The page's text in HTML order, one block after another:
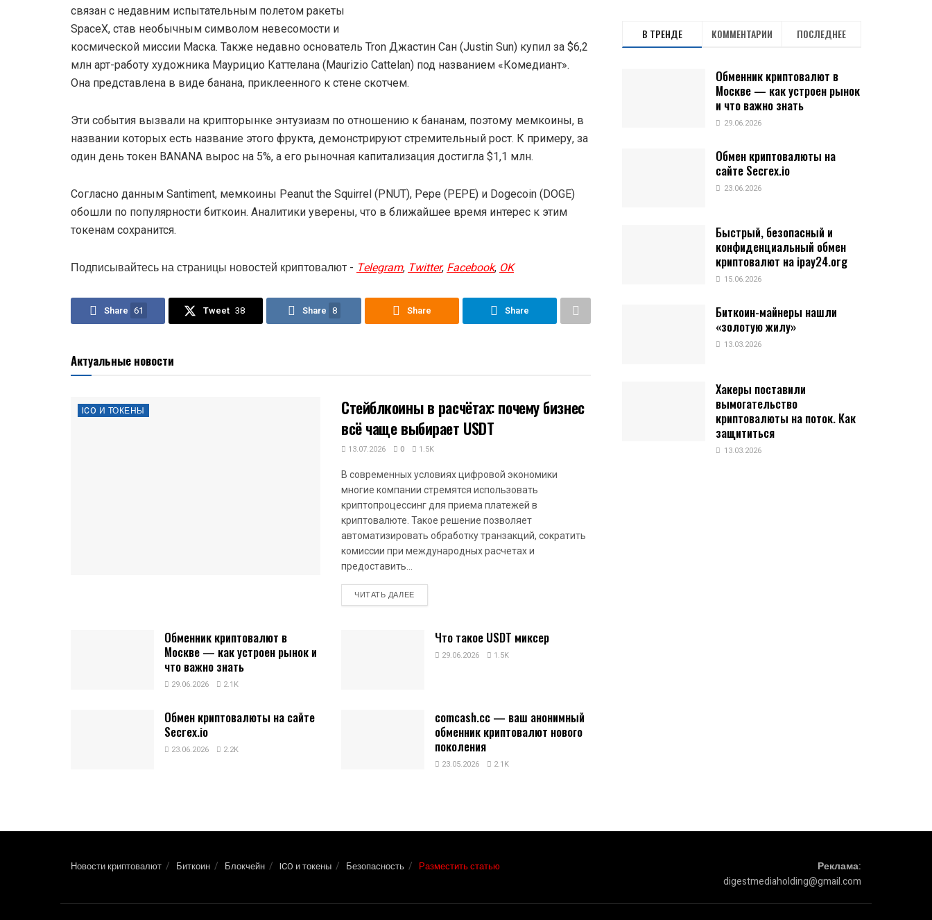
связан с недавним испытательным полетом ракеты
SpaceX, став необычным символом невесомости и
космической миссии Маска. Также недавно основатель Tron Джастин Сан (Justin Sun) купил за $6,2
млн арт-работу художника Маурицио Каттелана (Maurizio Cattelan) под названием «Комедиант».
Она представлена в виде банана, приклеенного к стене скотчем.
Эти события вызвали на крипторынке энтузиазм по отношению к бананам, поэтому мемкоины, в
названии которых есть название этого фрукта, демонстрируют стремительный рост. К примеру, за
один день токен BANANA вырос на 5%, а его рыночная капитализация достигла $1,1 млн.
Согласно данным Santiment, мемкоины Peanut the Squirrel (PNUT), Pepe (PEPE) и Dogecoin (DOGE)
обошли по популярности биткоин. Аналитики уверены, что в ближайшее время интерес к этим
токенам сохранится.
Подписывайтесь на страницы новостей криптовалют - Telegram, Twitter, Facebook, OK
Share 61 Tweet 38 Share 8 Share Share
Актуальные новости
ICO И ТОКЕНЫ
Стейблкоины в расчётах: почему бизнес
всё чаще выбирает USDT
13.07.2026 0 1.5K
В современных условиях цифровой экономики
многие компании стремятся использовать
криптопроцессинг для приема платежей в
криптовалюте. Такое решение позволяет
автоматизировать обработку транзакций, сократить
комиссии при международных расчетах и
предоставить...
ЧИТАТЬ ДАЛЕЕDETAILS
Обменник криптовалют в
Москве — как устроен рынок и
что важно знать
29.06.2026 2.1K
Что такое USDT миксер
29.06.2026 1.5K
Обмен криптовалюты на сайте
Secrex.io
23.06.2026 2.2K
comcash.cc — ваш анонимный
обменник криптовалют нового
поколения
23.05.2026 2.1K
В ТРЕНДЕ КОММЕНТАРИИ ПОСЛЕДНЕЕ
Обменник криптовалют в
Москве — как устроен рынок
и что важно знать
29.06.2026
Обмен криптовалюты на
сайте Secrex.io
23.06.2026
Быстрый, безопасный и
конфиденциальный обмен
криптовалют на ipay24.org
15.06.2026
Биткоин-майнеры нашли
«золотую жилу»
13.03.2026
Хакеры поставили
вымогательство
криптовалюты на поток. Как
защититься
13.03.2026
Новости криптовалют Биткоин Блокчейн ICO и токены Безопасность Разместить статью
Реклама:
digestmediaholding@gmail.com